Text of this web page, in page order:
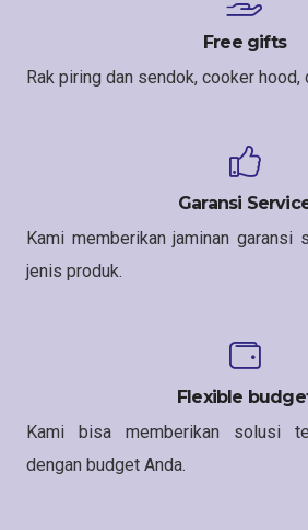
Free gifts
Rak piring dan sendok, cooker hood,
Garansi
Kami memberikan jaminan garansi
jenis produk.
Flexible
Kami bisa memberikan solusi
dengan budget Anda.